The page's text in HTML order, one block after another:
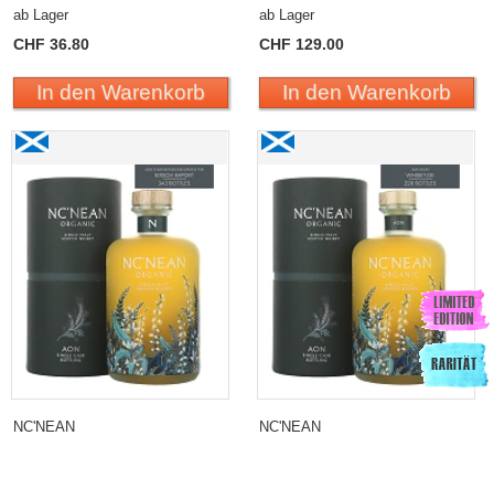
ab Lager
CHF 36.80
In den Warenkorb
ab Lager
CHF 129.00
In den Warenkorb
NC'NEAN NC'NEAN